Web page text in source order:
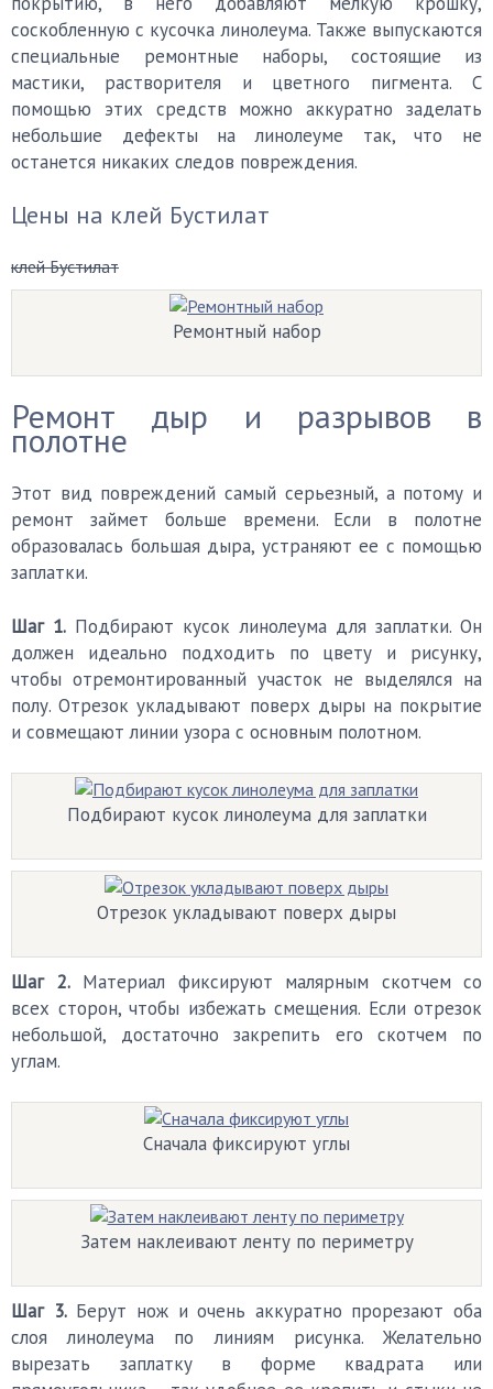
соскобленную с кусочка линолеума. Также выпускаются
специальные ремонтные наборы, состоящие из
мастики, растворителя и цветного пигмента. С
помощью этих средств можно аккуратно заделать
небольшие дефекты на линолеуме так, что не
останется никаких следов повреждения.
Цены на клей Бустилат
клей Бустилат
Ремонтный набор
Ремонт дыр и разрывов в
полотне
Этот вид повреждений самый серьезный, а потому и
ремонт займет больше времени. Если в полотне
образовалась большая дыра, устраняют ее с помощью
заплатки.
Шаг 1. Подбирают кусок линолеума для заплатки. Он
должен идеально подходить по цвету и рисунку,
чтобы отремонтированный участок не выделялся на
полу. Отрезок укладывают поверх дыры на покрытие
и совмещают линии узора с основным полотном.
Подбирают кусок линолеума для заплатки
Отрезок укладывают поверх дыры
Шаг 2.Материал фиксируют малярным скотчем со
всех сторон, чтобы избежать смещения. Если отрезок
небольшой, достаточно закрепить его скотчем по
углам.
Сначала фиксируют углы
Затем наклеивают ленту по периметру
Шаг 3.Берут нож и очень аккуратно прорезают оба
слоя линолеума по линиям рисунка. Желательно
вырезать заплатку в форме квадрата или